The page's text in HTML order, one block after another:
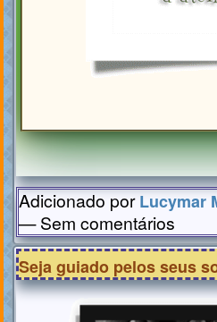
Adicionado porLucymar
— Sem comentários
Seja guiado pelos seus